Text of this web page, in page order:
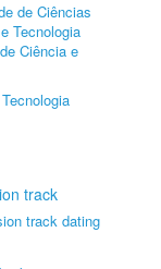
de Ciências
Tecnologia
Ciência e
track
track dating